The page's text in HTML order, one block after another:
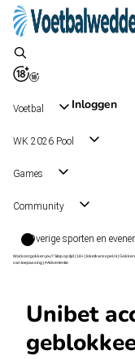
Inloggen
Voetbal
WK 2026 Pool
Games
Community
Overige sporten en
Wat kost gokken jou? Stop op tijd | 18+ | loketkansspel.nl |
van toepassing | #Advertentie
Unibet